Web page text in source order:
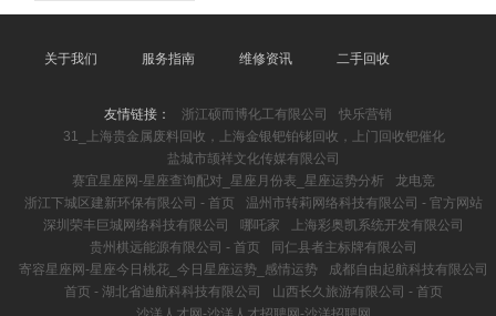
关于我们 服务指南 维修资讯 二手回收
友情链接： 浙江硕而博化工有限公司
快乐营销
31_上海贵金属废料回收，上海金银钯铂铑回收，上门回收钯催化
盐城市颉祥文化传媒有限公司
赛宜星座网-星座查询配对_星座月份表_星座运势分析
龙电竞
浙江下城区建新环保有限公司 - 首页
温州市转莉网络科技有限公司 - 官方网站
深圳荣丰巨城网络科技有限公司
哪吒家
上海彩奥凯系统开发有限公司
贵州棋远能源有限公司 - 首页
同仁县者主标牌有限公司
寄容星座网-星座今日桃花_今日星座运势_感情运势
成都自由起航科技有限公司
首页 - 湖北省迪航科科技有限公司
山西长久旅游有限公司 - 首页